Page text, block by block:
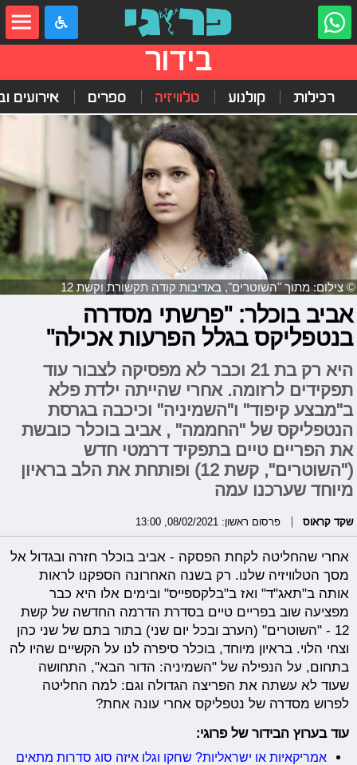
בידור
רכילות קולנוע טלוויזיה ספרים אירועים
© צילום: מתוך "השוטרים", באדיבות קודה תקשורת וקשת 12
אביב בוכלר: "פרשתי מסדרה
בנטפליקס בגלל הפרעות אכילה"
היא רק בת 21 וכבר לא מפסיקה לצבור עוד
תפקידים לרזומה. אחרי שהייתה ילדת פלא
ב"מבצע קיפוד" ו"השמיניה" וכיכבה בגרסת
הנטפליקס של "החממה" , אביב בוכלר כובשת
את הפריים טיים בתפקיד דרמטי חדש
("השוטרים", קשת 12) ופותחת את הלב בראיון
מיוחד שערכנו עמה
שקד קראוס פרסום ראשון: 08/02/2021, 13:00
אחרי שהחליטה לקחת הפסקה - אביב בוכלר חזרה ובגדול אל
מסך הטלוויזיה שלנו. רק בשנה האחרונה הספקנו לראות
אותה ב"תאג"ד" ואז ב"בלקספייס" ובימים אלו היא כבר
מפציעה שוב בפריים טיים בסדרת הדרמה החדשה של קשת
12 - "השוטרים" (הערב ובכל יום שני) בתור בתם של שני כהן
וצחי הלוי. בראיון מיוחד, בוכלר סיפרה לנו על הקשיים שהיו לה
בתחום, על הנפילה של "השמיניה: הדור הבא", התחושה
שעוד לא עשתה את הפריצה הגדולה וגם: למה החליטה
לפרוש מסדרה של נטפליקס אחרי עונה אחת?
עוד בערוץ הבידור של פרוגי:
אמריקאיות או ישראליות? שחקו וגלו איזה סוג סדרות מתאים